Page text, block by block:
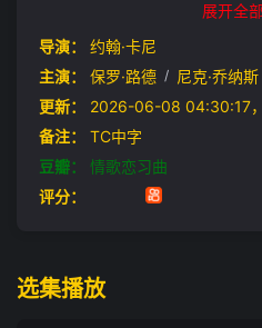
展开全部
导演：
约翰·卡尼
主演：
保罗·路德 / 尼克·乔纳斯
更新：
2026-06-08 04:30:17
备注：
TC中字
豆瓣：
情歌恋习曲
评分：
选集播放